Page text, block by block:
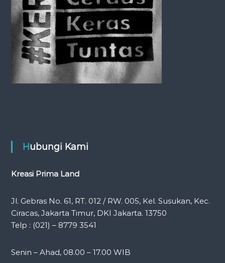
Hubungi Kami
Kreasi Prima Land
Jl. Gebras No. 61, RT. 012 / RW. 005, Kel. Susukan, Kec.
Ciracas, Jakarta Timur, DKI Jakarta. 13750
Telp : (021) – 8779 3541
Senin – Ahad, 08.00 – 17.00 WIB